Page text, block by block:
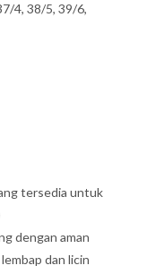
4, 38/5, 39/6,
tersedia untuk
dengan aman
dan licin